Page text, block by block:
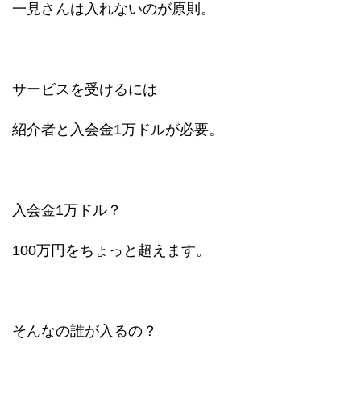
一見さんは入れないのが原則。
サービスを受けるには
紹介者と入会金1万ドルが必要。
入会金1万ドル？
100万円をちょっと超えます。
そんなの誰が入るの？